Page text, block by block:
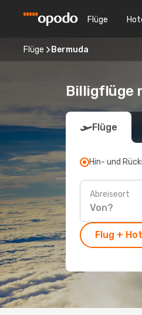
Flüge
Flüge Bermuda
Billigflüge
Flüge
Hin- und
Abreiseort
Flug +